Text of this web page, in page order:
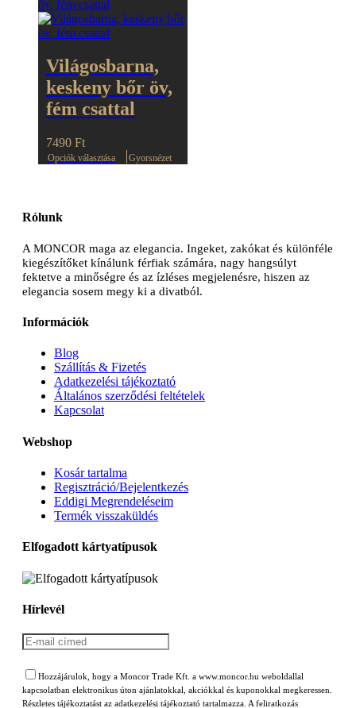
több
variációja
változatok
a
termékoldalon
választhatók
Világosbarna,
keskeny bőr öv,
fém csattal
7490 Ft
Opciók választása
Ennek
változatok
a
termékoldalon
választhatók
Gyorsnézet
Rólunk
A MONCOR maga az elegancia. Ingeket, zakókat és különféle
kiegészítőket kínálunk férfiak számára, nagy hangsúlyt
fektetve a minőségre és az ízléses megjelenésre, hiszen az
elegancia sosem megy ki a divatból.
Információk
Blog
Szállítás & Fizetés
Adatkezelési tájékoztató
Általános szerződési feltételek
Kapcsolat
Webshop
Kosár tartalma
Regisztráció/Bejelentkezés
Eddigi Megrendeléseim
Termék visszaküldés
Elfogadott kártyatípusok
Hírlevél
Hozzájárulok, hogy a Moncor Trade Kft. a www.moncor.hu weboldallal
kapcsolatban elektronikus úton ajánlatokkal, akciókkal és kuponokkal megkeressen.
Részletes tájékoztatást az adatkezelési tájékoztató tartalmazza. A feliratkozás